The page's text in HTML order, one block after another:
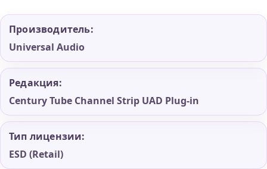
Производитель:
Universal Audio
Редакция:
Century Tube Channel Strip UAD Plug-in
Тип лицензии:
ESD (Retail)